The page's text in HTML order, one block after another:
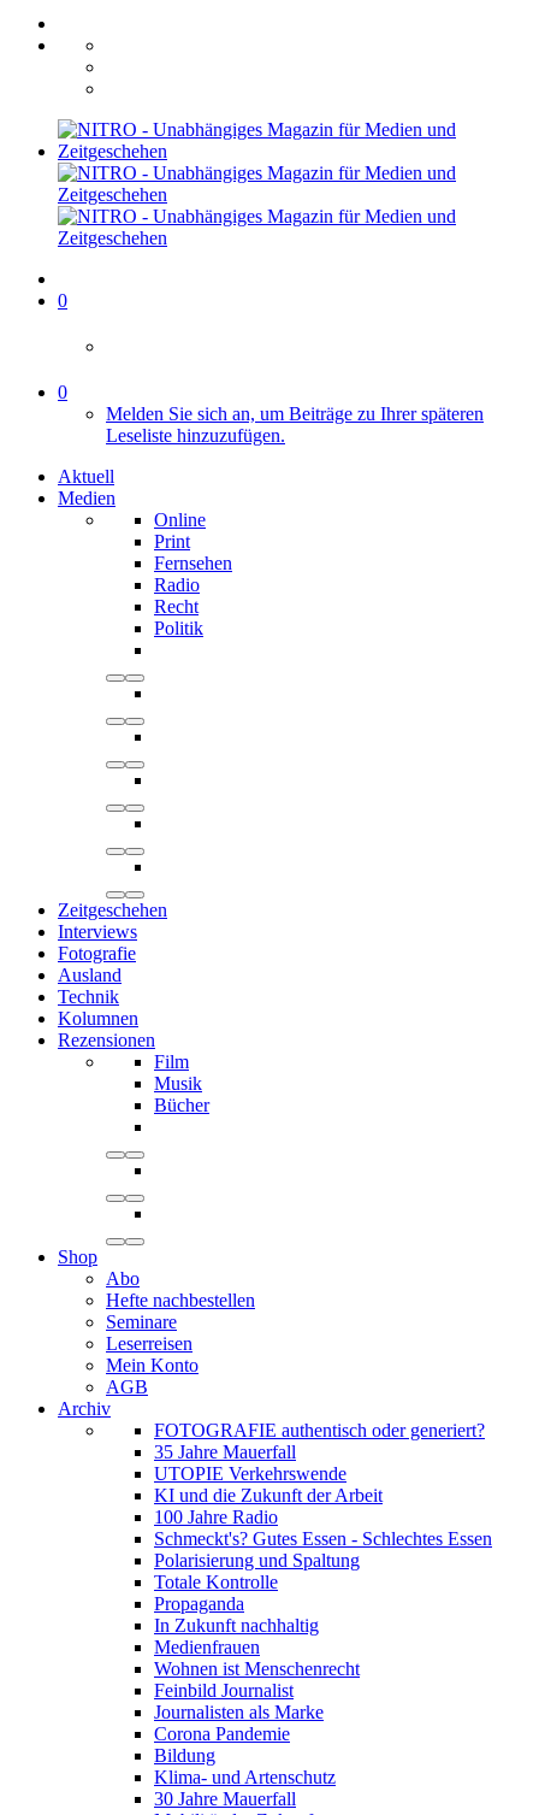
0
0
Melden Sie sich an, um Beiträge zu Ihrer späteren
Leseliste hinzuzufügen.
Aktuell
Medien
Online
Print
Fernsehen
Radio
Recht
Politik
Zeitgeschehen
Interviews
Fotografie
Ausland
Technik
Kolumnen
Rezensionen
Film
Musik
Bücher
Shop
Abo
Hefte nachbestellen
Seminare
Leserreisen
Mein Konto
AGB
Archiv
FOTOGRAFIE authentisch oder generiert?
35 Jahre Mauerfall
UTOPIE Verkehrswende
KI und die Zukunft der Arbeit
100 Jahre Radio
Schmeckt's? Gutes Essen - Schlechtes Essen
Polarisierung und Spaltung
Totale Kontrolle
Propaganda
In Zukunft nachhaltig
Medienfrauen
Wohnen ist Menschenrecht
Feinbild Journalist
Journalisten als Marke
Corona Pandemie
Bildung
Klima- und Artenschutz
30 Jahre Mauerfall